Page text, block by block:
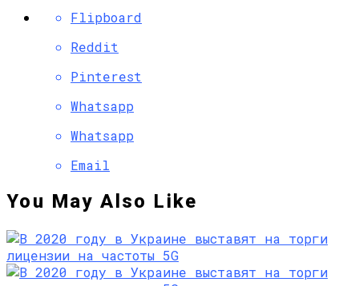
Flipboard
Reddit
Pinterest
Whatsapp
Whatsapp
Email
You May Also Like